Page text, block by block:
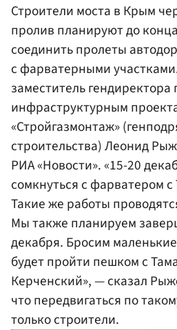
Строители моста в Крым
пролив планируют до
соединить пролеты
с фарватерными
заместитель гендиректора
инфраструктурным
«Стройгазмонтаж»
строительства) Леонид
РИА «Новости». «15-20
сомкнуться с фарватером с
Такие же работы
Мы также планируем
декабря. Бросим
будет пройти пешком с
Керченский», — сказал
что передвигаться по
только строители.